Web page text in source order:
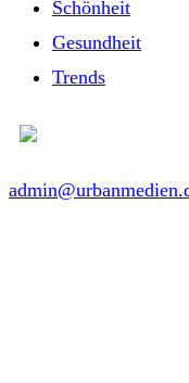
Schönheit
Gesundheit
Trends